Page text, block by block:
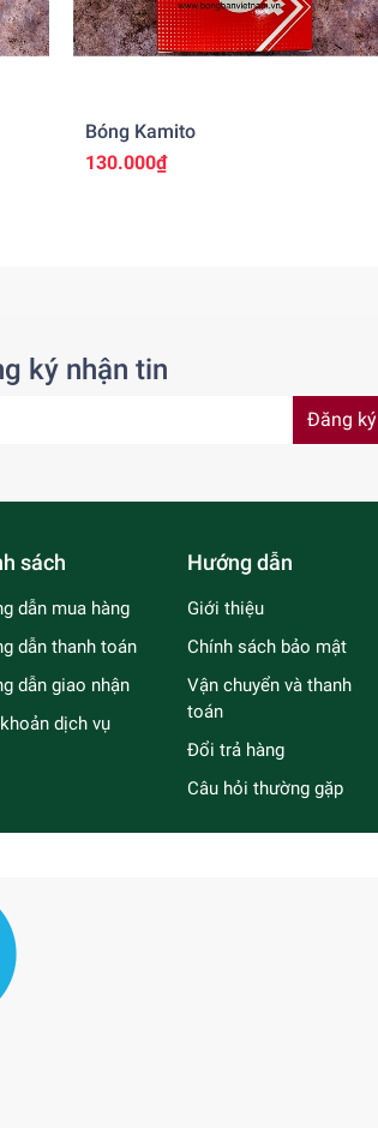
Bóng Kamito
130.000₫
ký nhận tin
Đăng ký
sách
dẫn mua hàng
dẫn thanh toán
dẫn giao nhận
dịch vụ
Hướng dẫn
Giới thiệu
Chính sách bảo mật
Vận chuyển và thanh
toán
Đổi trả hàng
Câu hỏi thường gặp